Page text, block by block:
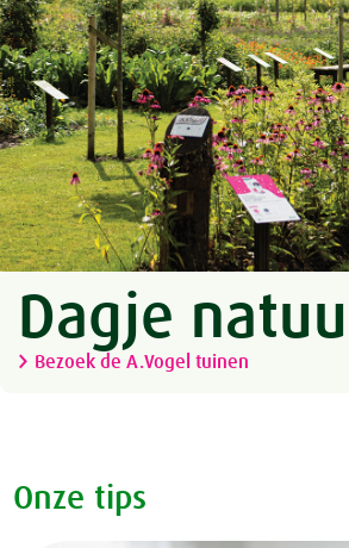
Dagje
Bezoek de A.Vogel tuinen
Onze tips